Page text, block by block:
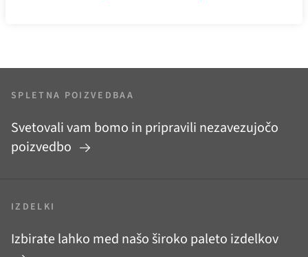
SPLETNA POIZVEDBAA
Svetovali vam bomo in pripravili nezavezujočo
poizvedbo
IZDELKI
Izbirate lahko med našo široko paleto izdelkov